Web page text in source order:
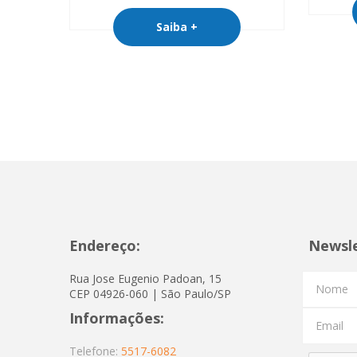
Saiba +
Endereço:
Rua Jose Eugenio Padoan, 15
CEP 04926-060 | São Paulo/SP
Informações:
Telefone: 5517-6082
Nome
Email